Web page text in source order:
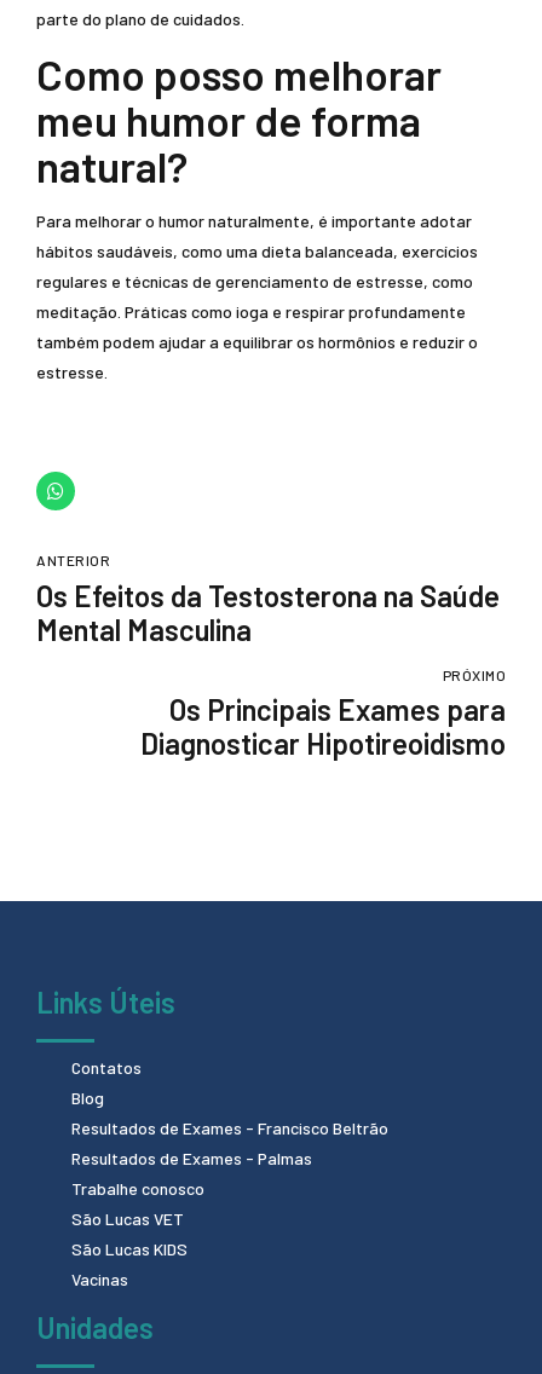
parte do plano de cuidados.
Como posso melhorar
meu humor de forma
natural?
Para melhorar o humor naturalmente, é importante adotar
hábitos saudáveis, como uma dieta balanceada, exercícios
regulares e técnicas de gerenciamento de estresse, como
meditação. Práticas como ioga e respirar profundamente
também podem ajudar a equilibrar os hormônios e reduzir o
estresse.
ANTERIOR
Os Efeitos da Testosterona na Saúde
Mental Masculina
PRÓXIMO
Os Principais Exames para
Diagnosticar Hipotireoidismo
Links Úteis
Contatos
Blog
Resultados de Exames - Francisco Beltrão
Resultados de Exames - Palmas
Trabalhe conosco
São Lucas VET
São Lucas KIDS
Vacinas
Unidades